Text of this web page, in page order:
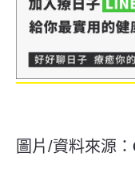
圖片/資料來源：